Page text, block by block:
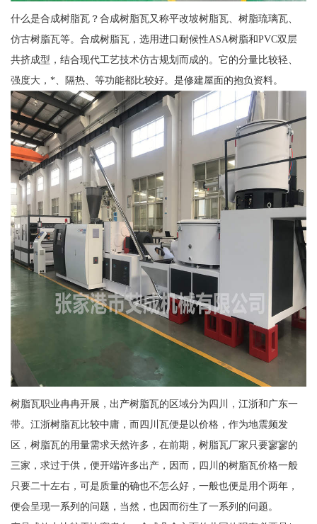
什么是合成树脂瓦？合成树脂瓦又称平改坡树脂瓦、树脂琉璃瓦、
仿古树脂瓦等。合成树脂瓦，选用进口耐候性ASA树脂和PVC双层
共挤成型，结合现代工艺技术仿古规划而成的。它的分量比较轻、
强度大，*、隔热、等功能都比较好。是修建屋面的抱负资料。
树脂瓦职业冉冉开展，出产树脂瓦的区域分为四川，江浙和广东一
带。江浙树脂瓦比较中庸，而四川瓦便是以价格，作为地震频发
区，树脂瓦的用量需求天然许多，在前期，树脂瓦厂家只要寥寥的
三家，求过于供，便开端许多出产，因而，四川的树脂瓦价格一般
只要二十左右，可是质量的确也不怎么好，一般也便是用个两年，
便会呈现一系列的问题，当然，也因而衍生了一系列的问题。